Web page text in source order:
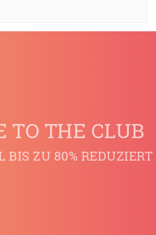
TO THE CLUB
BIS ZU 80% REDUZIERT